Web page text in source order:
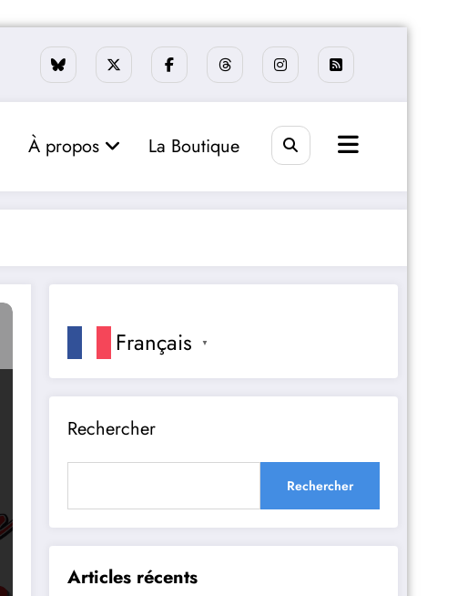
À propos La Boutique
Français ▼
Rechercher
Rechercher
Articles récents